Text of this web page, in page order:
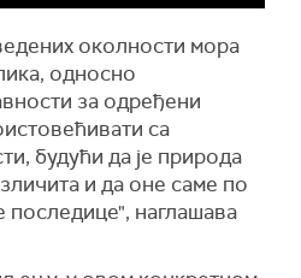
околности мора
односно
за одређени
са
будући да је природа
и да оне саме по
последице", наглашава